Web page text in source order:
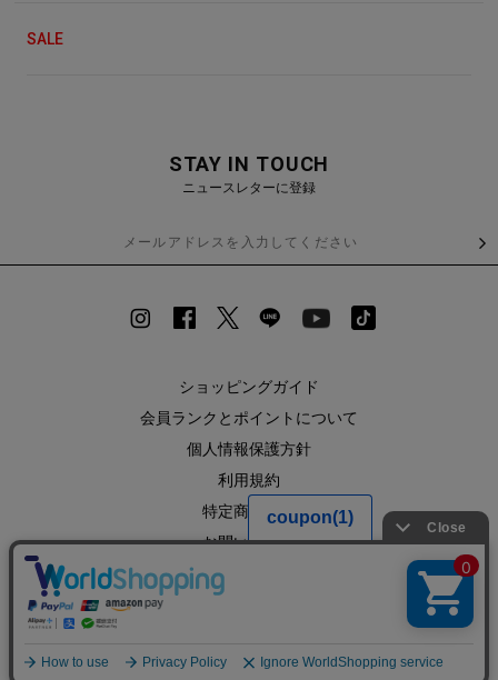
SALE
STAY IN TOUCH
ニュースレターに登録
ショッピングガイド
会員ランクとポイントについて
個人情報保護方針
利用規約
特定商取引法
お問い合わせ
企業情報